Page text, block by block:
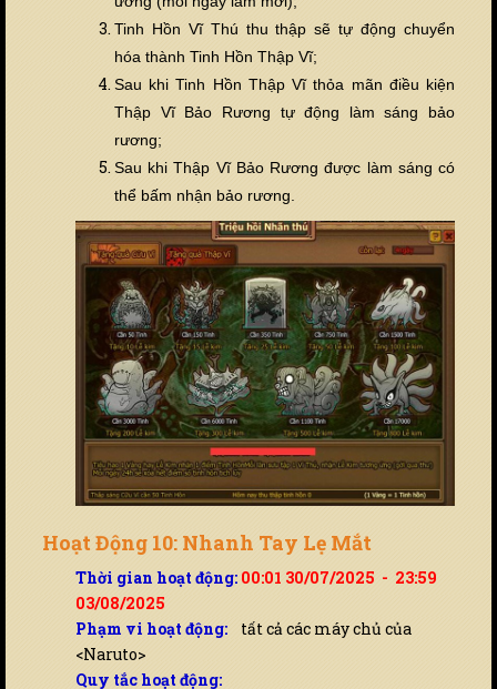
Tinh Hồn Vĩ Thú thu thập sẽ tự động chuyển
hóa thành Tinh Hồn Thập Vĩ;
Sau khi Tinh Hồn Thập Vĩ thỏa mãn điều kiện
Thập Vĩ Bảo Rương tự động làm sáng bảo
rương;
Sau khi Thập Vĩ Bảo Rương được làm sáng có
thể bấm nhận bảo rương.
Hoạt Động 10: Nhanh Tay Lẹ Mắt
Thời gian hoạt động: 00:01 30/07/2025 - 23:59
03/08/2025
Phạm vi hoạt động: tất cả các máy chủ của
<Naruto>
Quy tắc hoạt động: